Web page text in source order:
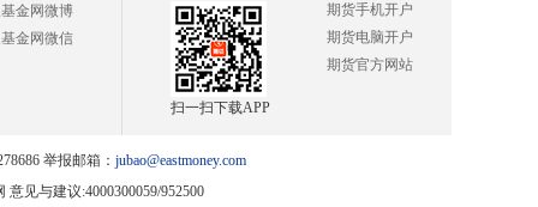
金网微博
金网微信
扫一扫下载APP
期货手机开户
期货电脑开户
期货官方网站
举报邮箱： jubao@eastmoney.com
意见与建议:4000300059/952500